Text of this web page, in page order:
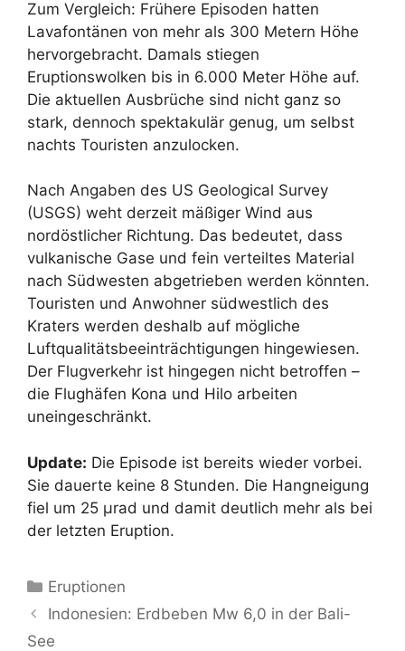
Zum Vergleich: Frühere Episoden hatten
Lavafontänen von mehr als 300 Metern Höhe
hervorgebracht. Damals stiegen
Eruptionswolken bis in 6.000 Meter Höhe auf.
Die aktuellen Ausbrüche sind nicht ganz so
stark, dennoch spektakulär genug, um selbst
nachts Touristen anzulocken.
Nach Angaben des US Geological Survey
(USGS) weht derzeit mäßiger Wind aus
nordöstlicher Richtung. Das bedeutet, dass
vulkanische Gase und fein verteiltes Material
nach Südwesten abgetrieben werden könnten.
Touristen und Anwohner südwestlich des
Kraters werden deshalb auf mögliche
Luftqualitätsbeeinträchtigungen hingewiesen.
Der Flugverkehr ist hingegen nicht betroffen –
die Flughäfen Kona und Hilo arbeiten
uneingeschränkt.
Update: Die Episode ist bereits wieder vorbei.
Sie dauerte keine 8 Stunden. Die Hangneigung
fiel um 25 µrad und damit deutlich mehr als bei
der letzten Eruption.
Kategorien
Eruptionen
Indonesien: Erdbeben Mw 6,0 in der Bali-
See